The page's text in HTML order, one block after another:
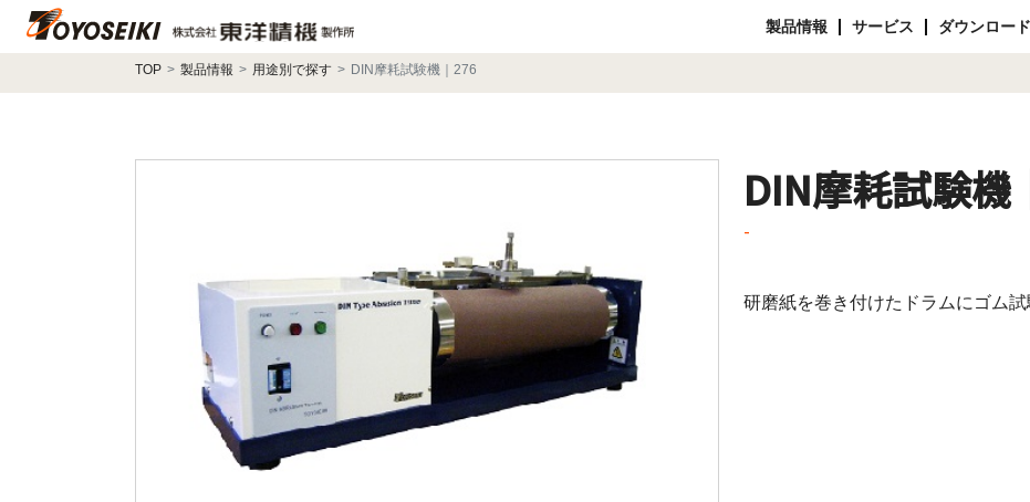
製品情報 サービス ダウンロード
TOP 製品情報 用途別で探す DIN摩耗試験機｜276
DIN摩耗試験機
-
研磨紙を巻き付けたドラムにゴム